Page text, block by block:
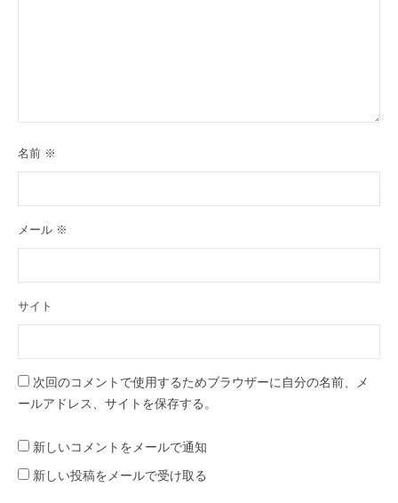
名前 ※
メール ※
サイト
次回のコメントで使用するためブラウザーに自分の名前、メ
ールアドレス、サイトを保存する。
新しいコメントをメールで通知
新しい投稿をメールで受け取る